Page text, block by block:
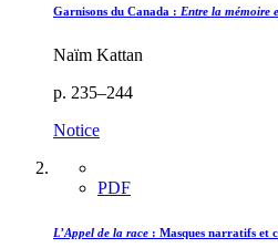
Garnisons du Canada : Entre la mémoire
Naïm Kattan
p. 235–244
Notice
PDF
L’Appel de la race : Masques narratifs et